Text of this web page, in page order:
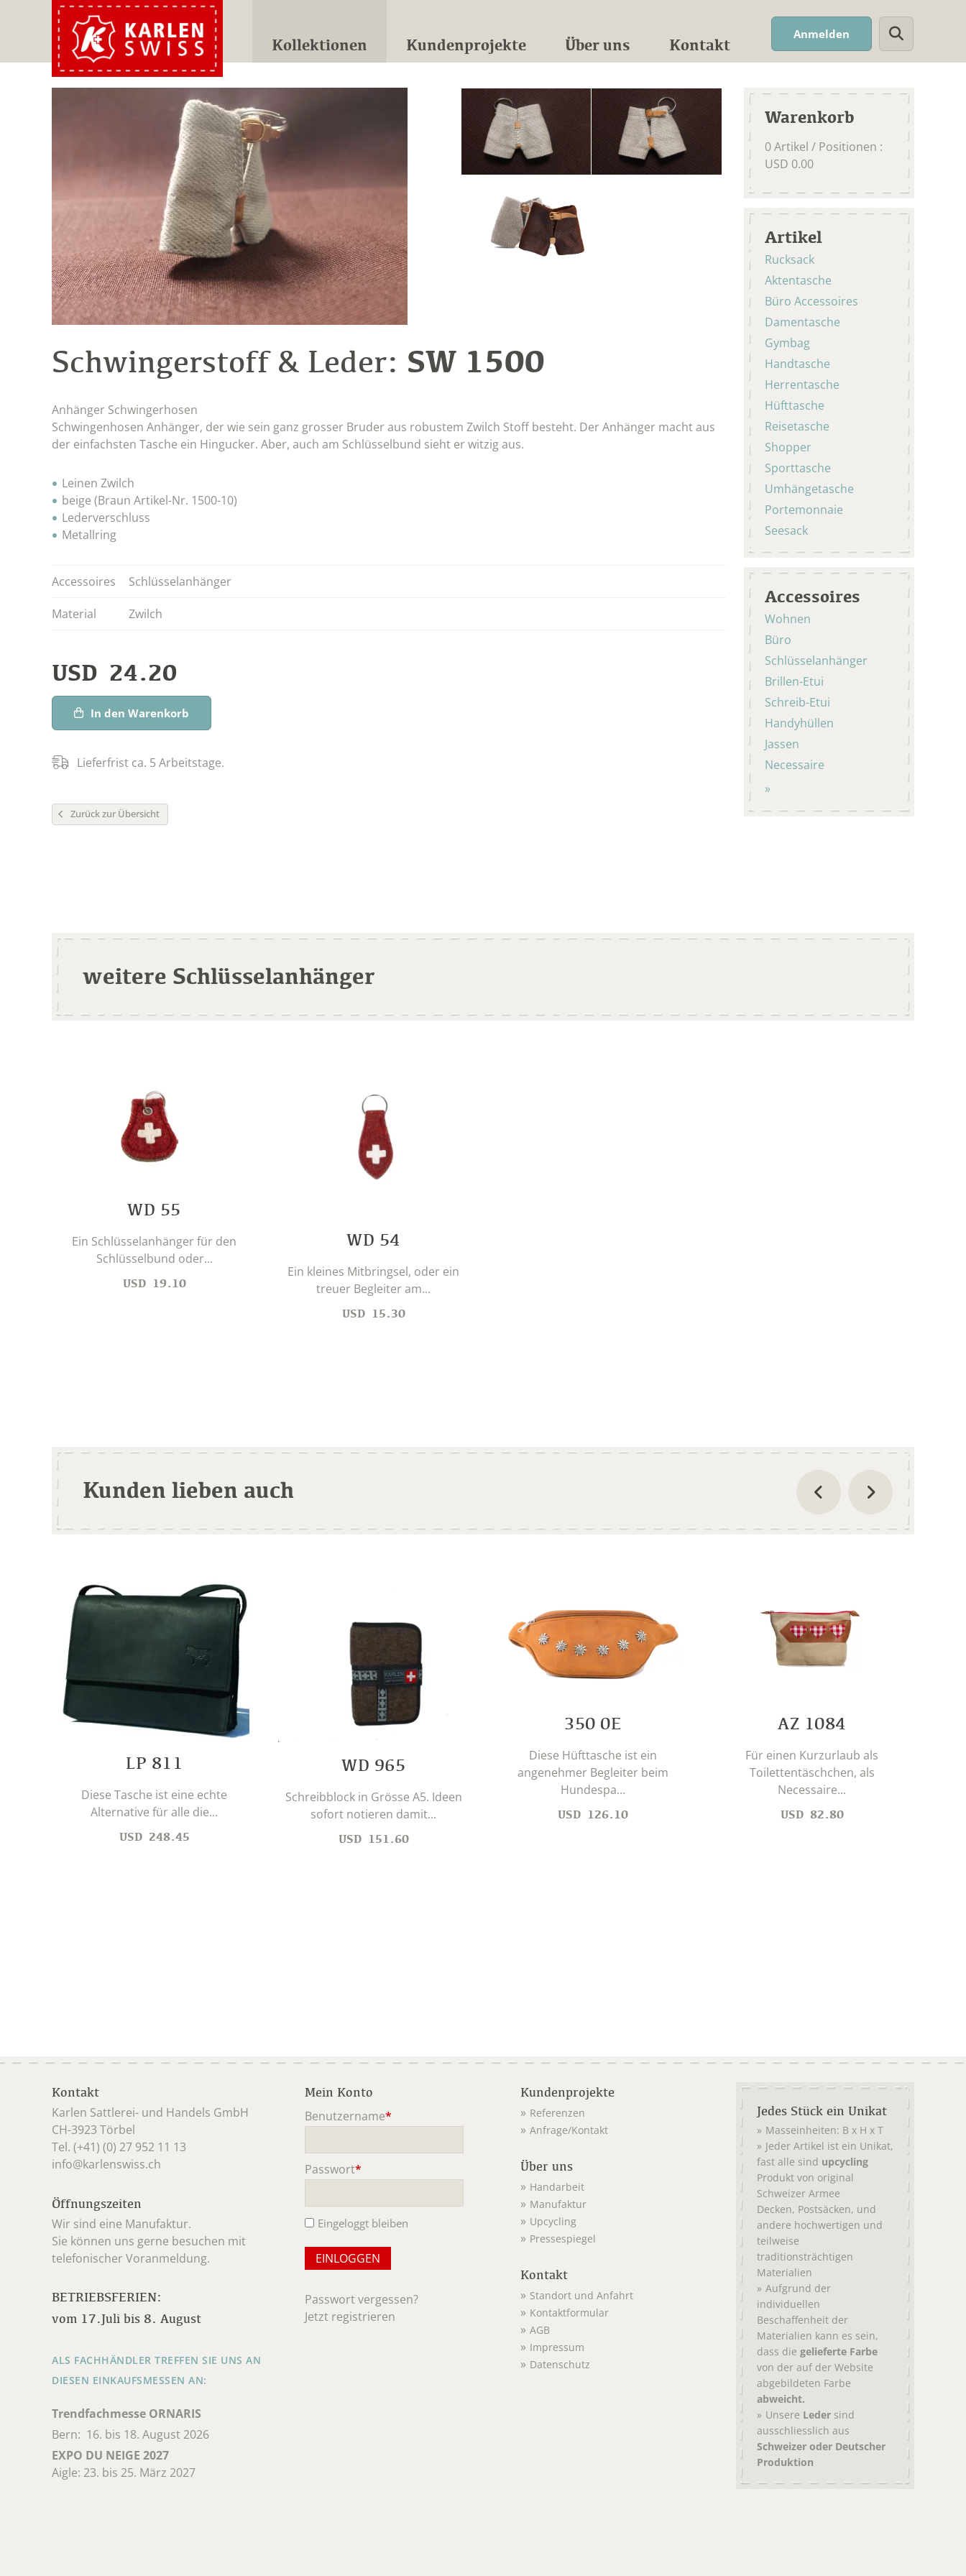
Kollektionen Kundenprojekte Über uns Kontakt
Anmelden Suchwort
Warenkorb
0Artikel / Positionen :
USD 0.00
Artikel
Rucksack
Aktentasche
Büro Accessoires
Damentasche
Gymbag
Handtasche
Herrentasche
Hüfttasche
Reisetasche
Shopper
Sporttasche
Umhängetasche
Portemonnaie
Seesack
Accessoires
Wohnen
Büro
Schlüsselanhänger
Brillen-Etui
Schreib-Etui
Handyhüllen
Jassen
Necessaire
Schwingerstoff & Leder: SW 1500
Anhänger Schwingerhosen
Schwingenhosen Anhänger, der wie sein ganz grosser Bruder aus robustem Zwilch Stoff besteht. Der Anhänger macht aus
der einfachsten Tasche ein Hingucker. Aber, auch am Schlüsselbund sieht er witzig aus.
Leinen Zwilch
beige (Braun Artikel-Nr. 1500-10)
Lederverschluss
Metallring
Accessoires Schlüsselanhänger
Material Zwilch
USD 24.20
In den Warenkorb
Lieferfrist ca. 5 Arbeitstage.
Zurück zur Übersicht
weitere Schlüsselanhänger
WD 55
Ein Schlüsselanhänger für den
Schlüsselbund oder...
USD 19.10
WD 54
Ein kleines Mitbringsel, oder ein
treuer Begleiter am...
USD 15.30
Kunden lieben auch
LP 811
Diese Tasche ist eine echte
Alternative für alle die...
USD 248.45
WD 965
Schreibblock in Grösse A5. Ideen
sofort notieren damit...
USD 151.60
350 0E
Diese Hüfttasche ist ein
angenehmer Begleiter beim
Hundespa...
USD 126.10
AZ 1084
Für einen Kurzurlaub als
Toilettentäschchen, als
Necessaire...
USD 82.80
Kontakt
Karlen Sattlerei- und Handels GmbH
CH-3923 Törbel
Tel. (+41) (0) 27 952 11 13
info@karlenswiss.ch
Öffnungszeiten
Wir sind eine Manufaktur.
Sie können uns gerne besuchen mit
telefonischer Voranmeldung.
BETRIEBSFERIEN:
vom 17.Juli bis 8. August
ALS FACHHÄNDLER TREFFEN SIE UNS AN
DIESEN EINKAUFSMESSEN AN:
Trendfachmesse ORNARIS
Bern: 16. bis 18. August 2026
EXPO DU NEIGE 2027
Aigle: 23. bis 25. März 2027
Mein Konto
Benutzername*
Passwort*
Eingeloggt bleiben
Passwort vergessen?
Jetzt registrieren
Kundenprojekte
Referenzen
Anfrage/Kontakt
Über uns
Handarbeit
Manufaktur
Upcycling
Pressespiegel
Kontakt
Standort und Anfahrt
Kontaktformular
AGB
Impressum
Datenschutz
Jedes Stück ein Unikat
Masseinheiten: B x H x T
Jeder Artikel ist ein Unikat,
fast alle sind upcycling
Produkt von original
Schweizer Armee
Decken, Postsäcken, und
andere hochwertigen und
teilweise
traditionsträchtigen
Materialien
Aufgrund der
individuellen
Beschaffenheit der
Materialien kann es sein,
dass die gelieferte Farbe
von der auf der Website
abgebildeten Farbe
abweicht.
Unsere Leder sind
ausschliesslich aus
Schweizer oder Deutscher
Produktion